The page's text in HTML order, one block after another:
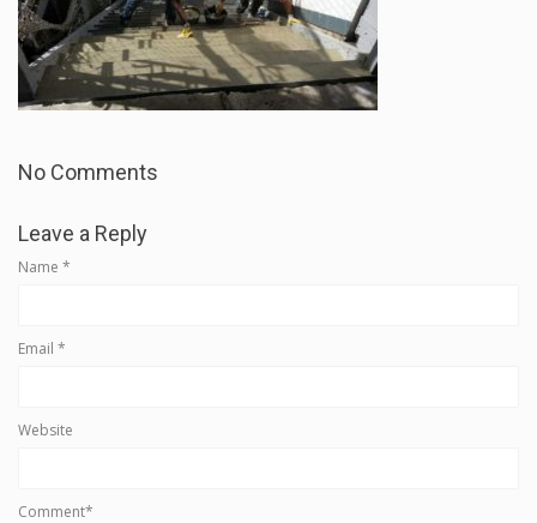
No Comments
Leave a Reply
Name *
Email *
Website
Comment*